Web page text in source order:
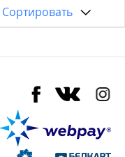
Сортировать